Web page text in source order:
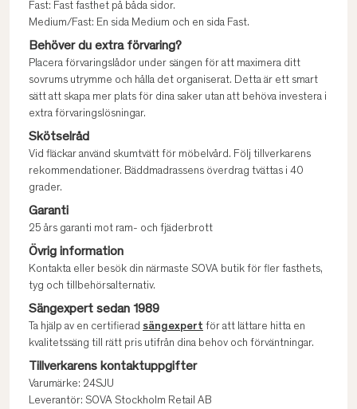
Fast: Fast fasthet på båda sidor.
Medium/Fast: En sida Medium och en sida Fast.
Behöver du extra förvaring?
Placera förvaringslådor under sängen för att maximera ditt
sovrums utrymme och hålla det organiserat. Detta är ett smart
sätt att skapa mer plats för dina saker utan att behöva investera i
extra förvaringslösningar.
Skötselråd
Vid fläckar använd skumtvätt för möbelvård. Följ tillverkarens
rekommendationer. Bäddmadrassens överdrag tvättas i 40
grader.
Garanti
25 års garanti mot ram- och fjäderbrott
Övrig information
Kontakta eller besök din närmaste SOVA butik för fler fasthets,
tyg och tillbehörsalternativ.
Sängexpert sedan 1989
Ta hjälp av en certifierad sängexpert för att lättare hitta en
kvalitetssäng till rätt pris utifrån dina behov och förväntningar.
Tillverkarens kontaktuppgifter
Varumärke: 24SJU
Leverantör: SOVA Stockholm Retail AB